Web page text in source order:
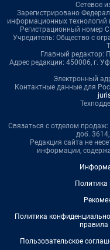
Сетевое
Зарегистрировано
информационных
Регистрационный номер
Учредитель: Общество с
Главный редактор:
Адрес редакции: 450006, г.
Электронный
Контактные данные для
Связаться с отделом
доб. 3614,
Редакция сайта не
информации,
Политика
Политика
правила
Пользовательское